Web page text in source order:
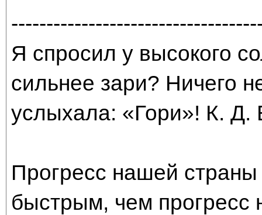
Я спросил у высокого
сильнее зари? Ничего
услыхала: «Гори»! К. Д.
Прогресс нашей
быстрым, чем прогресс